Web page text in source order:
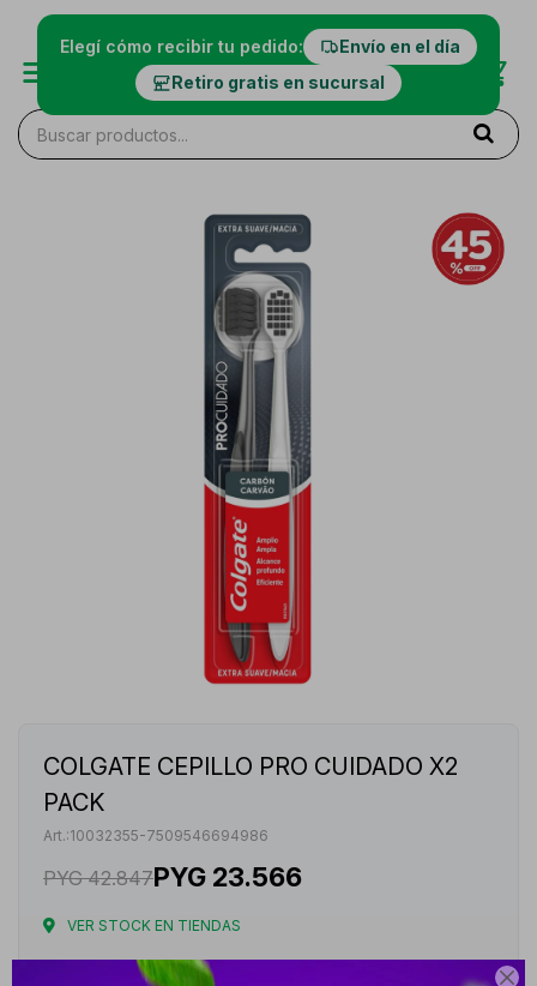

Elegí cómo recibir tu pedido:
Envío en el día
Retiro gratis en sucursal
COLGATE CEPILLO PRO CUIDADO X2
PACK
10032355-7509546694986
PYG 42.847PYG 23.566
VER STOCK EN TIENDAS